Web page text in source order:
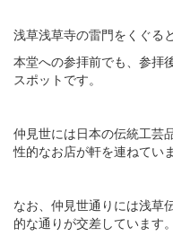
浅草浅草寺の雷門をくぐる
本堂への参拝前でも、参拝
スポットです。
仲見世には日本の伝統工芸
性的なお店が軒を連ねていま
なお、仲見世通りには浅草
的な通りが交差しています。